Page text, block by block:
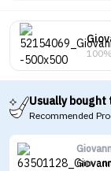
Usually
Recommended